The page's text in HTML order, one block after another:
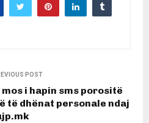
POST
i hapin sms porositë
të dhënat personale ndaj